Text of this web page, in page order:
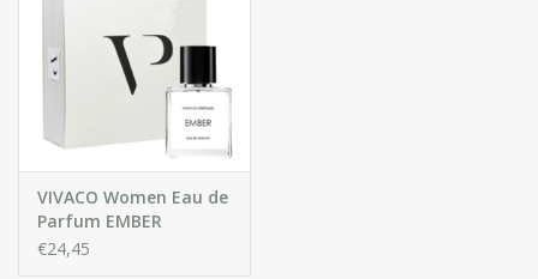
Parfum
Gift sets
VIVACO Women Eau de
Parfum EMBER
€24,45